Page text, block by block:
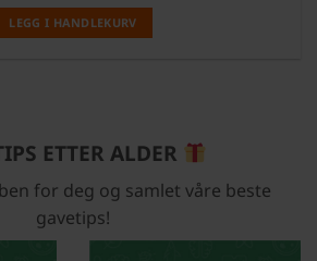
av 5
LEGG I HANDLEKURV
ETTER ALDER
for deg og samlet våre beste
gavetips!